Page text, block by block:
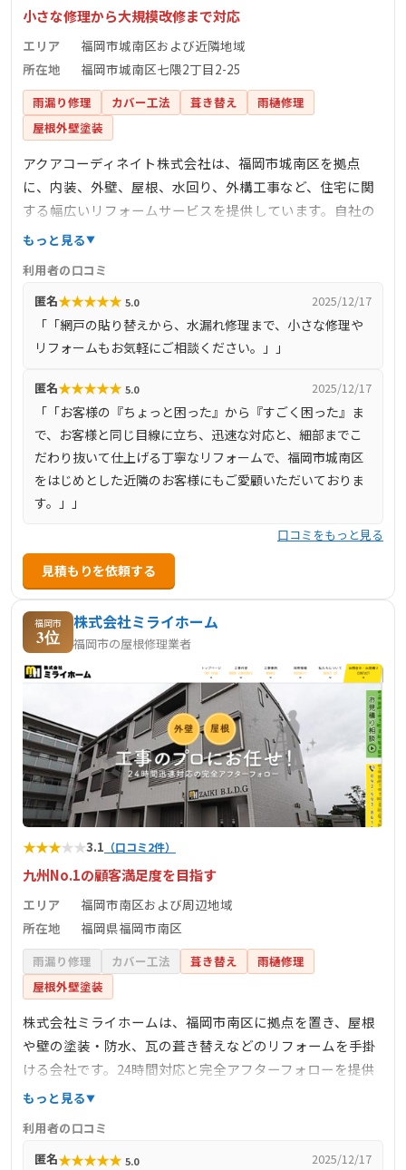
小さな修理から大規模改修まで対応
エリア
福岡市城南区および近隣地域
所在地
福岡市城南区七隈2丁目2-25
雨漏り修理 カバー工法 葺き替え
雨樋修理
屋根外壁塗装
アクアコーディネイト株式会社は、福岡市城南区を拠点
に、内装、外壁、屋根、水回り、外構工事など、住宅に関
する幅広いリフォームサービスを提供しています。自社の
熟練した職人が直接施工を行い、小さな修理から大規模な
リアコーディネーターも在籍しており、生活しやすく居心
地の良い空間作りを提案しています。地域密着型の企業と
して、迅速かつ丁寧なサービスを心掛けています。
もっと見る
利用者の口コミ
匿名★★★★★ 5.0 2025/12/17
「「網戸の貼り替えから、水漏れ修理まで、小さな修理や
リフォームもお気軽にご相談ください。」」
匿名★★★★★ 5.0 2025/12/17
「「お客様の『ちょっと困った』から『すごく困った』ま
で、お客様と同じ目線に立ち、迅速な対応と、細部までこ
だわり抜いて仕上げる丁寧なリフォームで、福岡市城南区
をはじめとした近隣のお客様にもご愛顧いただいておりま
す。」」
口コミをもっと見る
見積もりを依頼する
福岡市
3位
株式会社ミライホーム
福岡市の屋根修理業者
★★★★★3.1 （口コミ2件）
九州No.1の顧客満足度を目指す
エリア
福岡市南区および周辺地域
所在地
福岡県福岡市南区
雨漏り修理 カバー工法 葺き替え
雨樋修理
屋根外壁塗装
株式会社ミライホームは、福岡市南区に拠点を置き、屋根
や壁の塗装・防水、瓦の葺き替えなどのリフォームを手掛
ける会社です。24時間対応と完全アフターフォローを提供
し、九州No.1の顧客満足度を目指しています。地域に密着
しています。
もっと見る
利用者の口コミ
匿名★★★★★ 5.0 2025/12/17